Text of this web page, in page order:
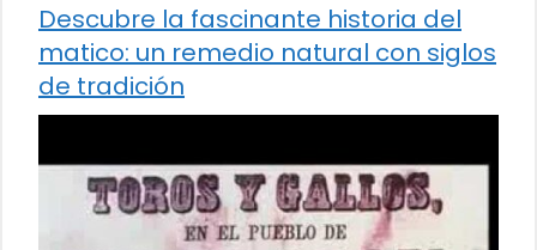
Descubre la fascinante historia del
matico: un remedio natural con siglos
de tradición